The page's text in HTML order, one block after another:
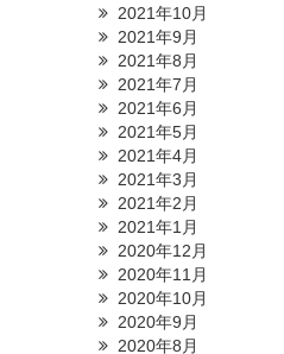
2021年10月
2021年9月
2021年8月
2021年7月
2021年6月
2021年5月
2021年4月
2021年3月
2021年2月
2021年1月
2020年12月
2020年11月
2020年10月
2020年9月
2020年8月